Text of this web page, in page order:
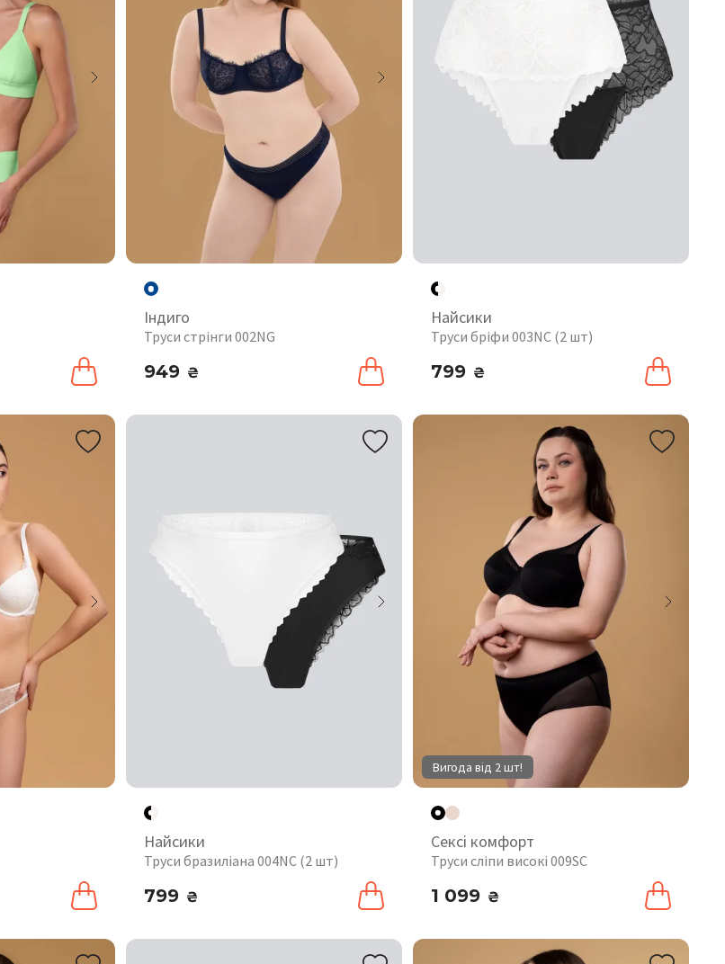
Індиго
Труси стрінги 002NG
949 ₴
Найсики
Труси бріфи 003NC (2 шт)
799 ₴
Найсики
Труси бразиліана 004NC (2 шт)
799 ₴
Вигода від 2 шт!
Сексі комфорт
Труси сліпи високі 009SC
1 099 ₴